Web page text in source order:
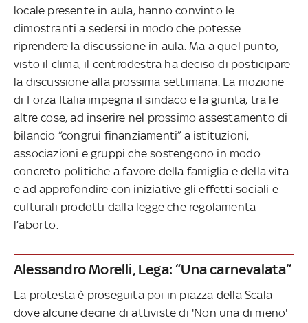
locale presente in aula, hanno convinto le
dimostranti a sedersi in modo che potesse
riprendere la discussione in aula. Ma a quel punto,
visto il clima, il centrodestra ha deciso di posticipare
la discussione alla prossima settimana. La mozione
di Forza Italia impegna il sindaco e la giunta, tra le
altre cose, ad inserire nel prossimo assestamento di
bilancio “congrui finanziamenti” a istituzioni,
associazioni e gruppi che sostengono in modo
concreto politiche a favore della famiglia e della vita
e ad approfondire con iniziative gli effetti sociali e
culturali prodotti dalla legge che regolamenta
l’aborto.
Alessandro Morelli, Lega: “Una carnevalata”
La protesta è proseguita poi in piazza della Scala
dove alcune decine di attiviste di 'Non una di meno'